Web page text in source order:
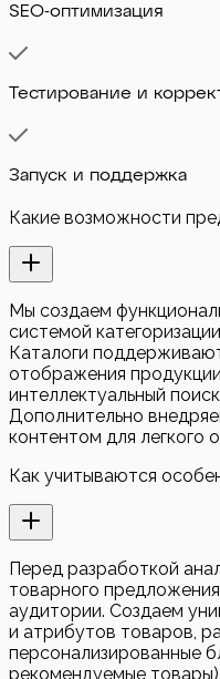
SEO-оптимизация
Тестирование и
Запуск и поддержка
Какие возможности
Мы создаем
системой
Каталоги
отображения
интеллектуальный
Дополнительно
контентом для легкого
Как учитываются
Перед разработкой
товарного
аудитории. Создаем
и атрибутов товаров,
персонализированные
рекомендуемые